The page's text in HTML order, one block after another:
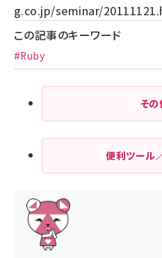
g.co.jp/seminar/
この記事のキーワード
#Ruby
その
便利ツール